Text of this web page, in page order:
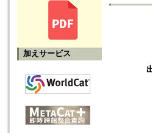
加えサービス